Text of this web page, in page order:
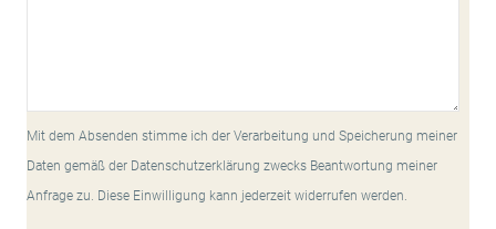
Mit dem Absenden stimme ich der Verarbeitung und Speicherung meiner
Daten gemäß der Datenschutzerklärung zwecks Beantwortung meiner
Anfrage zu. Diese Einwilligung kann jederzeit widerrufen werden.